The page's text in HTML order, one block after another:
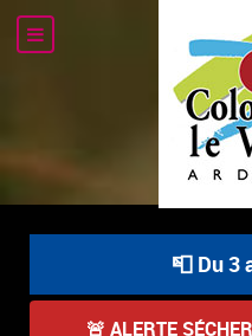
📮 Du 3
🚨 ALERTE